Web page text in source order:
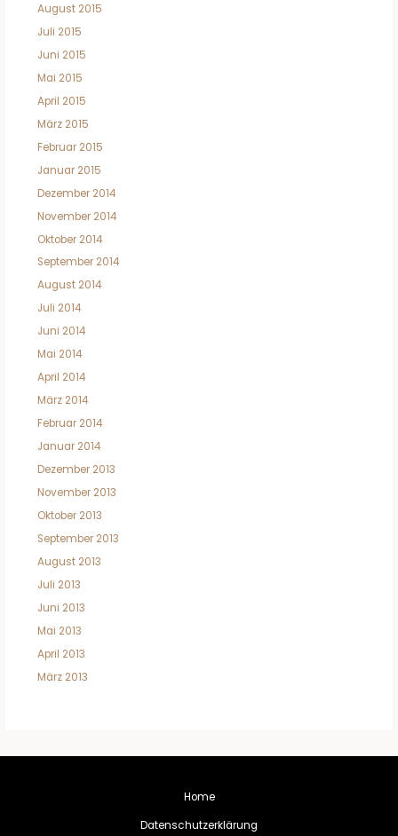
August 2015
Juli 2015
Juni 2015
Mai 2015
April 2015
März 2015
Februar 2015
Januar 2015
Dezember 2014
November 2014
Oktober 2014
September 2014
August 2014
Juli 2014
Juni 2014
Mai 2014
April 2014
März 2014
Februar 2014
Januar 2014
Dezember 2013
November 2013
Oktober 2013
September 2013
August 2013
Juli 2013
Juni 2013
Mai 2013
April 2013
März 2013
Home
Datenschutzerklärung